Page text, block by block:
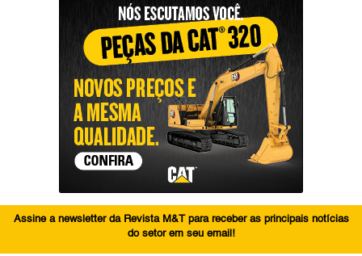
Assine a newsletter da Revista M&T para receber as principais notícias
do setor em seu email!